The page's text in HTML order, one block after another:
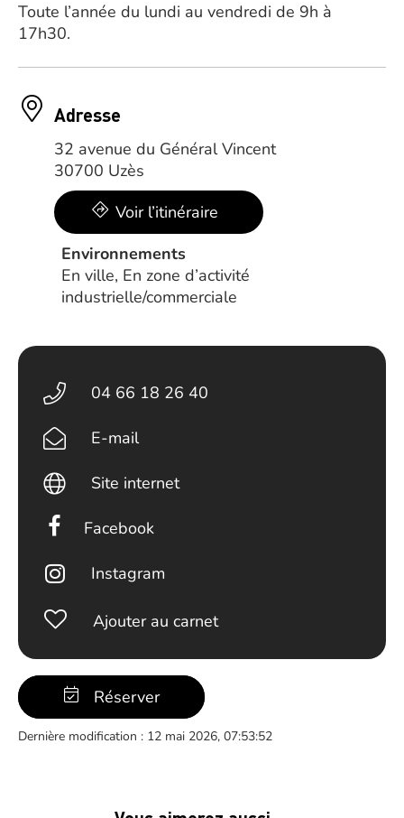
Toute l’année du lundi au vendredi de 9h à
17h30.
Adresse
32 avenue du Général Vincent
30700 Uzès
Voir l’itinéraire
Environnements
En ville, En zone d’activité
industrielle/commerciale
04 66 18 26 40
E-mail
Site internet
Facebook
Instagram
Ajouter au carnet
Réserver
Dernière modification : 12 mai 2026, 07:53:52